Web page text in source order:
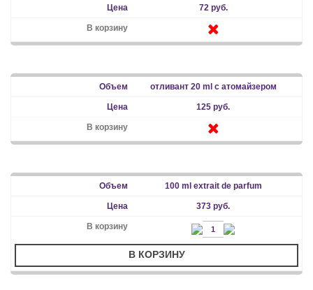
72 руб.
отливант 20 ml с атомайзером
125 руб.
100 ml extrait de parfum
373 руб.
В КОРЗИНУ